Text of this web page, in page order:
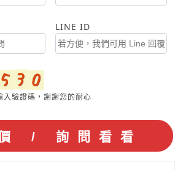
LINE ID
驗證碼，謝謝您的耐心